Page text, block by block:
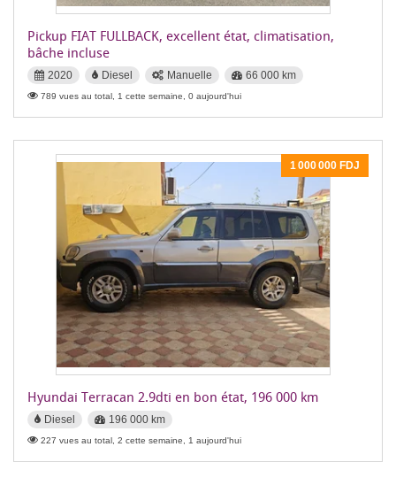
Pickup FIAT FULLBACK, excellent état, climatisation,
bâche incluse
2020 Diesel Manuelle 66 000 km
789 vues au total, 1 cette semaine, 0 aujourd'hui
1 000 000 FDJ
Hyundai Terracan 2.9dti en bon état, 196 000 km
Diesel 196 000 km
227 vues au total, 2 cette semaine, 1 aujourd'hui